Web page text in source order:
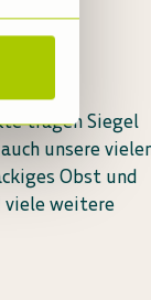
tragen Siegel
unsere
Obst und
viele weitere